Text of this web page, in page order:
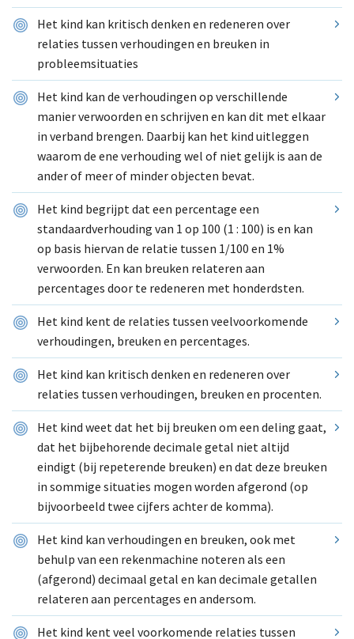
Het kind kan kritisch denken en redeneren over
relaties tussen verhoudingen en breuken in
probleemsituaties
Het kind kan de verhoudingen op verschillende
manier verwoorden en schrijven en kan dit met elkaar
in verband brengen. Daarbij kan het kind uitleggen
waarom de ene verhouding wel of niet gelijk is aan de
ander of meer of minder objecten bevat.
Het kind begrijpt dat een percentage een
standaardverhouding van 1 op 100 (1 : 100) is en kan
op basis hiervan de relatie tussen 1/100 en 1%
verwoorden. En kan breuken relateren aan
percentages door te redeneren met honderdsten.
Het kind kent de relaties tussen veelvoorkomende
verhoudingen, breuken en percentages.
Het kind kan kritisch denken en redeneren over
relaties tussen verhoudingen, breuken en procenten.
Het kind weet dat het bij breuken om een deling gaat,
dat het bijbehorende decimale getal niet altijd
eindigt (bij repeterende breuken) en dat deze breuken
in sommige situaties mogen worden afgerond (op
bijvoorbeeld twee cijfers achter de komma).
Het kind kan verhoudingen en breuken, ook met
behulp van een rekenmachine noteren als een
(afgerond) decimaal getal en kan decimale getallen
relateren aan percentages en andersom.
Het kind kent veel voorkomende relaties tussen